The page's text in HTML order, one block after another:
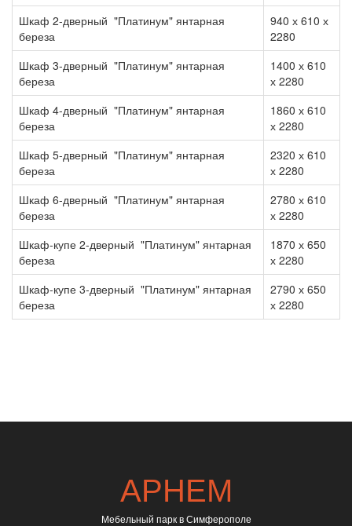
Шкаф 2-дверный "Платинум" янтарная
береза
940 х 610 х
2280
Шкаф 3-дверный "Платинум" янтарная
береза
1400 х 610
х 2280
Шкаф 4-дверный "Платинум" янтарная
береза
1860 х 610
х 2280
Шкаф 5-дверный "Платинум" янтарная
береза
2320 х 610
х 2280
Шкаф 6-дверный "Платинум" янтарная
береза
2780 х 610
х 2280
Шкаф-купе 2-дверный "Платинум" янтарная
береза
1870 х 650
х 2280
Шкаф-купе 3-дверный "Платинум" янтарная
береза
2790 х 650
х 2280
АРНЕМ
Мебельный парк в Симферополе